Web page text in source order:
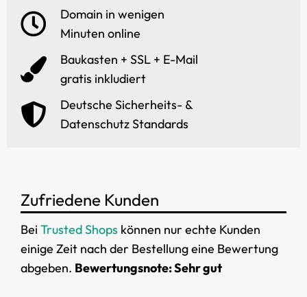
Domain in wenigen
Minuten online
Baukasten + SSL + E-Mail
gratis inkludiert
Deutsche Sicherheits- &
Datenschutz Standards
Zufriedene Kunden
Bei Trusted Shops können nur echte Kunden
einige Zeit nach der Bestellung eine Bewertung
abgeben. Bewertungsnote: Sehr gut